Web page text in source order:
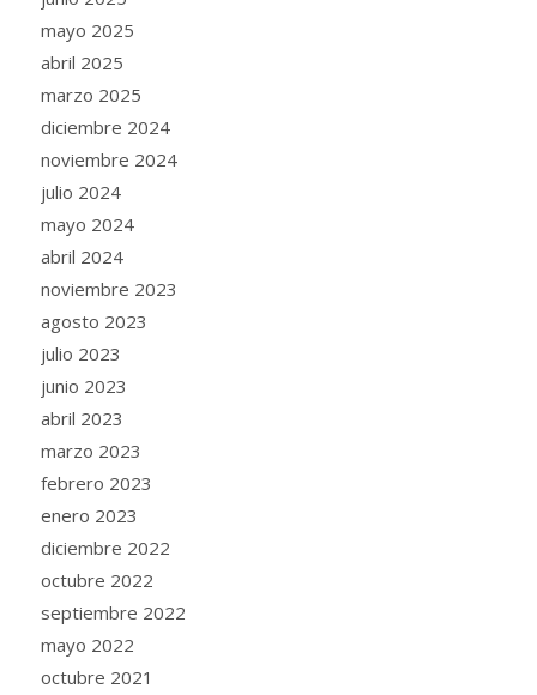
mayo 2025
abril 2025
marzo 2025
diciembre 2024
noviembre 2024
julio 2024
mayo 2024
abril 2024
noviembre 2023
agosto 2023
julio 2023
junio 2023
abril 2023
marzo 2023
febrero 2023
enero 2023
diciembre 2022
octubre 2022
septiembre 2022
mayo 2022
octubre 2021